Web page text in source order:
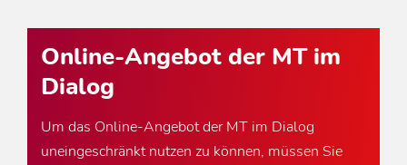
Online-Angebot der MT im
Dialog
Um das Online-Angebot der MT im Dialog
uneingeschränkt nutzen zu können, müssen Sie